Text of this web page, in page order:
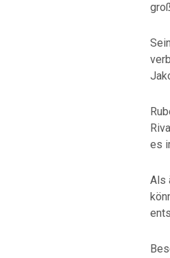
es
Als